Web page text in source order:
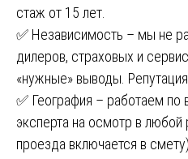
стаж от 15 лет.
✅ Независимость – мы не
дилеров, страховых и
«нужные» выводы.
✅ География – работаем по
эксперта на осмотр в любой
проезда включается в смету).